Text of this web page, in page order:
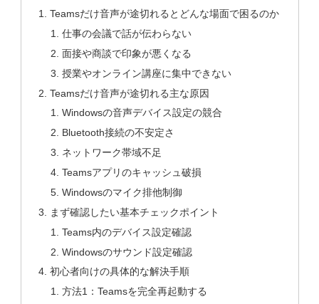
Teamsだけ音声が途切れるとどんな場面で困るのか
仕事の会議で話が伝わらない
面接や商談で印象が悪くなる
授業やオンライン講座に集中できない
Teamsだけ音声が途切れる主な原因
Windowsの音声デバイス設定の競合
Bluetooth接続の不安定さ
ネットワーク帯域不足
Teamsアプリのキャッシュ破損
Windowsのマイク排他制御
まず確認したい基本チェックポイント
Teams内のデバイス設定確認
Windowsのサウンド設定確認
初心者向けの具体的な解決手順
方法1：Teamsを完全再起動する